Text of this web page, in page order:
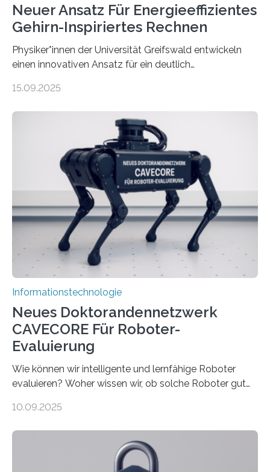
Neuer Ansatz Für Energieeffizientes
Gehirn-Inspiriertes Rechnen
Physiker*innen der Universität Greifswald entwickeln
einen innovativen Ansatz für ein deutlich
Lösungsweg ist inspiriert vom menschlichen Gehirn. Die
stellt die heutige Computertechnik vor
Herausforderungen. Herkömmliche Silizium-
Prozessoren stoßen an ihre Grenzen: Sie verbrauchen
viel Energie, die Speicher- und Verarbeitungseinheiten
sind voneinander getrennt und die Datenübertragung
bremst komplexe Anwendungen aus. Da KI-Modelle
immer größer werden und riesige Datenmengen
verarbeiten müssen, steigt der Bedarf an neuen
Rechenarchitekturen. Neben Quantencomputern
rücken dabei insbesondere…
15.09.2025
Informationstechnologie
Neues Doktorandennetzwerk
CAVECORE Für Roboter-
Evaluierung
Wie können wir intelligente und lernfähige Roboter
evaluieren? Woher wissen wir, ob solche Roboter gut
sich CAVECORE – ein neues Marie Skłodowska-Curie
koordiniert wird. Ab dem 1. September werden sich
über einen Zeitraum von vier Jahren insgesamt 15
10.09.2025